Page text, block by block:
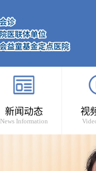
新闻动态
News Information
视